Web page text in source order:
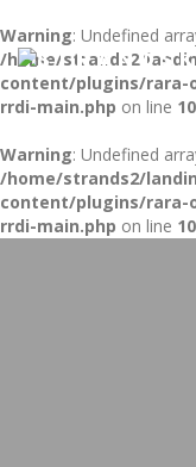
Warning: Undefined
/home/strands2/
content/plugins/rara-
rrdi-main.php on line
Warning: Undefined
/home/strands2/
content/plugins/rara-
rrdi-main.php on line